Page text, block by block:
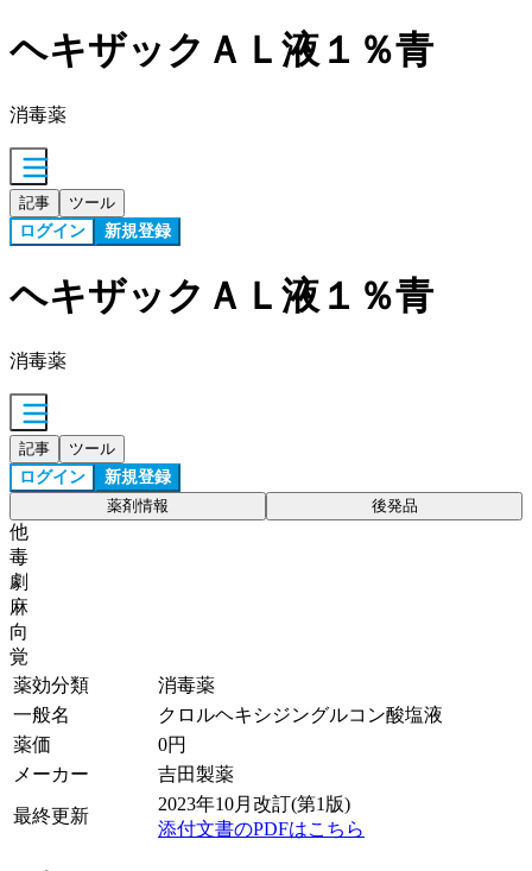
ヘキザックＡＬ液１％青
消毒薬
記事 ツール
ログイン 新規登録
ヘキザックＡＬ液１％青
消毒薬
記事 ツール
ログイン 新規登録
薬剤情報 後発品
他
毒
劇
麻
向
覚
薬効分類
消毒薬
一般名
クロルヘキシジングルコン酸塩液
薬価
0円
メーカー
吉田製薬
最終更新
2023年10月改訂(第1版)
添付文書のPDFはこちら